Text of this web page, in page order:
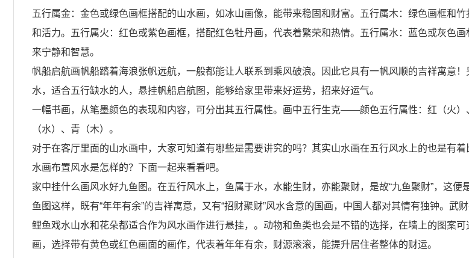
五行属金：金色或绿色画框搭配的山水画，如冰山画像，能带来稳固和财富。五行属木：绿色画框和
和活力。五行属火：红色或紫色画框，搭配红色牡丹画，代表着繁荣和热情。五行属水：蓝色或灰色
来宁静和智慧。
帆船启航画帆船踏着海浪张帆远航，一般都能让人联系到乘风破浪。因此它具有一帆风顺的吉祥寓意
水，适合五行缺水的人，悬挂帆船启航图，能够给家里带来好运势，招来好运气。
一幅书画，从笔墨颜色的表现和内容，可分出其五行属性。画中五行生克——颜色五行属性：红（火）
（水）、青（木）。
对于在客厅里面的山水画中，大家可知道有哪些是需要讲究的吗？其实山水画在五行风水上的也是有
水画布置风水是怎样的？下面一起来看看吧。
家中挂什么画风水好九鱼图。在五行风水上，鱼属于水，水能生财，亦能聚财，是故“九鱼聚财”，这便
鱼图这样，既有“年年有余”的吉祥寓意，又有“招财聚财”风水含意的国画，中国人都对其情有独钟。武
鲤鱼戏水山水和花朵都适合作为风水画作进行悬挂，。动物和鱼类也会是不错的选择，在墙上的图案
画，选择带有黄色或红色画面的画作，代表着年年有余，财源滚滚，能提升居住者整体的财运。